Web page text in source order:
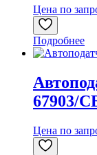
Цена по
Подробнее
67903/
Цена по